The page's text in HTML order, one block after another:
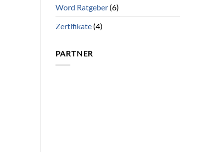
Word Ratgeber(6)
Zertifikate(4)
PARTNER